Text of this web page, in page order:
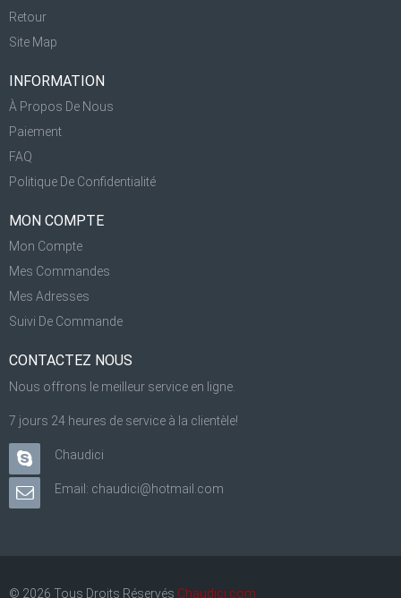
Retour
Site Map
INFORMATION
À Propos De Nous
Paiement
FAQ
Politique De Confidentialité
MON COMPTE
Mon Compte
Mes Commandes
Mes Adresses
Suivi De Commande
CONTACTEZ NOUS
Nous offrons le meilleur service en ligne.
7 jours 24 heures de service à la clientèle!
Chaudici
Email: chaudici@hotmail.com
© 2026 Tous Droits Réservés Chaudici.com